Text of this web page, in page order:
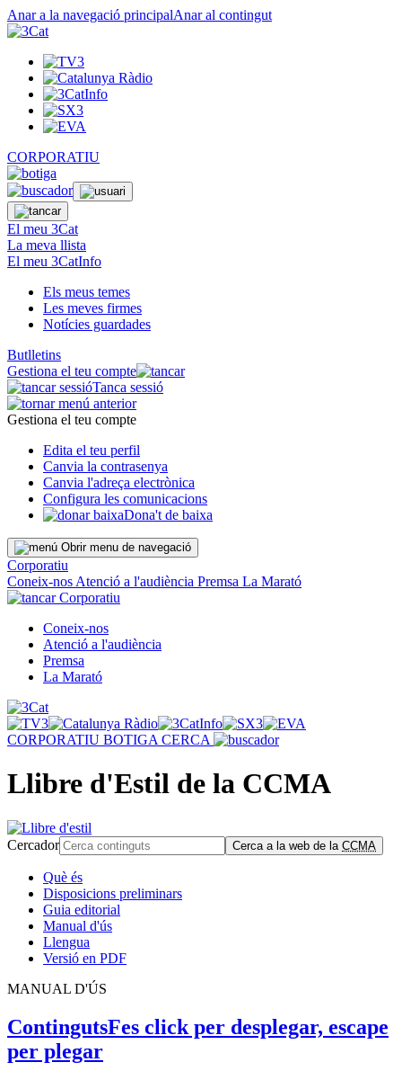
Anar a la navegació principalAnar al contingut
CORPORATIU
El meu 3Cat
La meva llista
El meu 3CatInfo
Els meus temes
Les meves firmes
Notícies guardades
Butlletins
Gestiona el teu compte
Tanca sessió
Gestiona el teu compte
Edita el teu perfil
Canvia la contrasenya
Canvia l'adreça electrònica
Configura les comunicacions
Dona't de baixa
Obrir menu de navegació
Corporatiu
Coneix-nos Atenció a l'audiència Premsa La Marató
Corporatiu
Coneix-nos
Atenció a l'audiència
Premsa
La Marató
CORPORATIU BOTIGA CERCA
Llibre d'Estil de la CCMA
Cercador Cerca a la web de la CCMA
Què és
Disposicions preliminars
Guia editorial
Manual d'ús
Llengua
Versió en PDF
MANUAL D'ÚS
ContingutsFes click per desplegar, escape
per plegar